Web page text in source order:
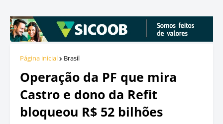
Página inicial Brasil
Operação da PF que mira
Castro e dono da Refit
bloqueou R$ 52 bilhões